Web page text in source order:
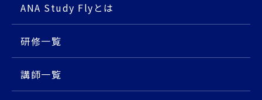
ANA Study Flyとは
研修⼀覧
講師⼀覧